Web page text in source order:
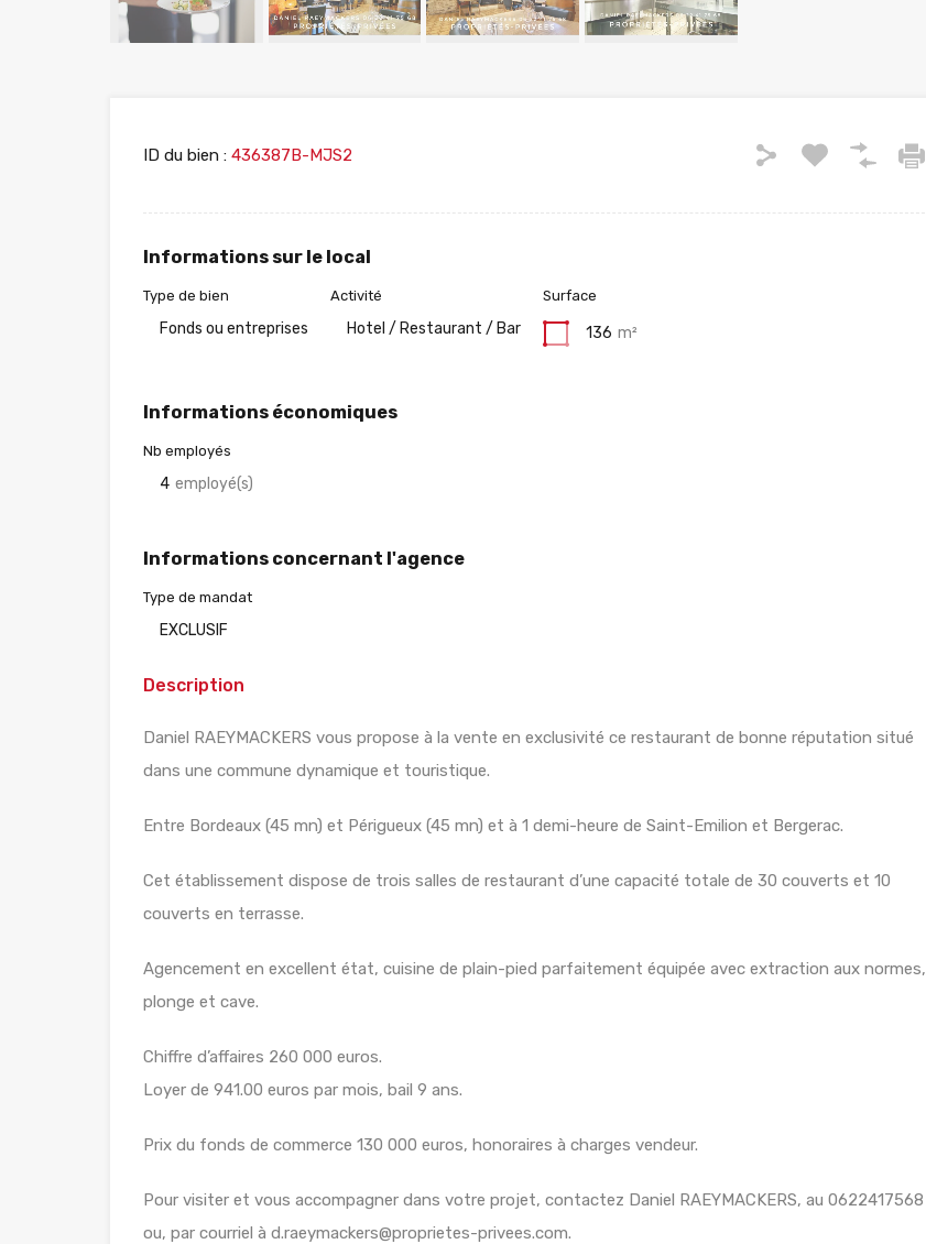
ID du bien : 436387B-MJS2
Informations sur le local
Type de bien
Fonds ou entreprises
Activité
Hotel / Restaurant / Bar
Surface
136 m²
Informations économiques
Nb employés
4 employé(s)
Informations concernant l'agence
Type de mandat
EXCLUSIF
Description
Daniel RAEYMACKERS vous propose à la vente en exclusivité ce restaurant de bonne réputation situé
dans une commune dynamique et touristique.
Entre Bordeaux (45 mn) et Périgueux (45 mn) et à 1 demi-heure de Saint-Emilion et Bergerac.
Cet établissement dispose de trois salles de restaurant d’une capacité totale de 30 couverts et 10
couverts en terrasse.
Agencement en excellent état, cuisine de plain-pied parfaitement équipée avec extraction aux normes,
plonge et cave.
Chiffre d’affaires 260 000 euros.
Loyer de 941.00 euros par mois, bail 9 ans.
Prix du fonds de commerce 130 000 euros, honoraires à charges vendeur.
Pour visiter et vous accompagner dans votre projet, contactez Daniel RAEYMACKERS, au 0622417568
ou, par courriel à d.raeymackers@proprietes-privees.com.